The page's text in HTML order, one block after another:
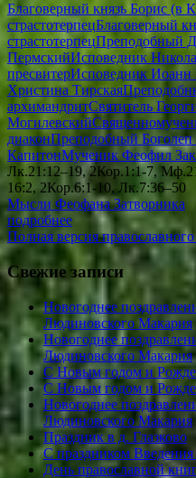
Благоверный князь Борис (в
страстотерпецБлаговерный
страстотерпецПреподобный
ПермскийИсповедник
пресвитерИсповедник Иоанн
Христина Тирская
архимандритСвятитель
Могилевский
диаконПреподобный Боголеп
КапитонМученик Феофил
Лк.21:12–19, 2Кор.1:1-7,
16:2, 2Кор.6:1-10, Лк.7:36–50
Мысли Феофана Затворника
подробнее
Полная версия
Свежие записи
Новогоднее
Людиновского Макария
Новогоднее
Людиновского Макария
С Новым годом и
С Новым годом и
Новогоднее
Людиновского Макария
Праздник в д. Глазково
С праздником
День православной